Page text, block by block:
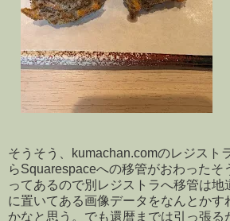
そうそう、kumachan.comのレジスト
らSquarespaceへの移管がおわったそ
ってあるので別レジストラへ移管は地
に置いてある画像データをなんとかす
かなと思う。でも還暦までは引っ張る